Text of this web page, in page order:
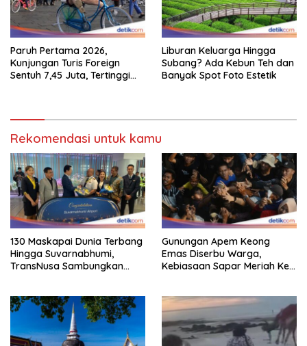
Paruh Pertama 2026,
Kunjungan Turis Foreign
Sentuh 7,45 Juta, Tertinggi
Liburan Keluarga Hingga
Subang? Ada Kebun Teh dan
Banyak Spot Foto Estetik
Rekomendasi untuk kamu
130 Maskapai Dunia Terbang
Hingga Suvarnabhumi,
TransNusa Sambungkan
Gunungan Apem Keong
Emas Diserbu Warga,
Kebiasaan Sapar Meriah Ke